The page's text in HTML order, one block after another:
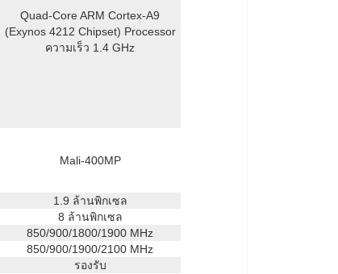
Quad-Core ARM Cortex-A9
(Exynos 4212 Chipset) Processor
ความเร็ว 1.4 GHz
Mali-400MP
1.9 ล้านพิกเซล
8 ล้านพิกเซล
850/900/1800/1900 MHz
850/900/1900/2100 MHz
รองรับ